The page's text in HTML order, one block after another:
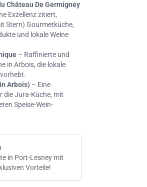
Château De Germigney
Exzellenz zitiert,
Stern) Gourmetküche,
und lokale Weine
– Raffinierte und
in Arbois, die lokale
Arbois) – Eine
die Jura-Küche, mit
Speise-Wein-
in Port-Lesney mit
Vorteile!